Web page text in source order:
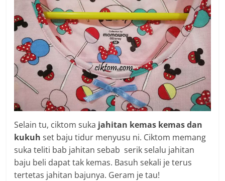
Selain tu, ciktom suka jahitan kemas kemas dan
kukuh set baju tidur menyusu ni. Ciktom memang
suka teliti bab jahitan sebab serik selalu jahitan
baju beli dapat tak kemas. Basuh sekali je terus
tertetas jahitan bajunya. Geram je tau!